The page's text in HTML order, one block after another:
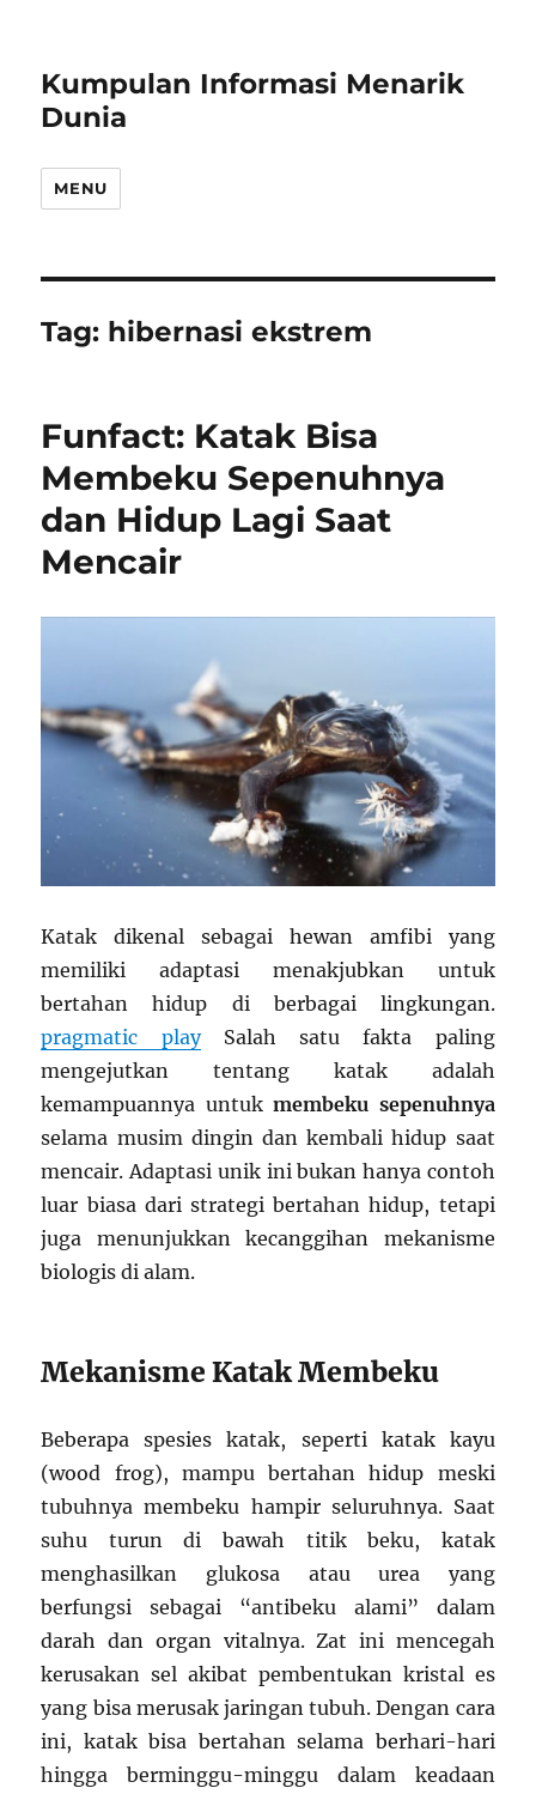
Kumpulan Informasi Menarik
Dunia
MENU
Tag: hibernasi ekstrem
Funfact: Katak Bisa
Membeku Sepenuhnya
dan Hidup Lagi Saat
Mencair
Katak dikenal sebagai hewan amfibi yang
memiliki adaptasi menakjubkan untuk
bertahan hidup di berbagai lingkungan.
pragmatic playSalah satu fakta paling
mengejutkan tentang katak adalah
kemampuannya untukmembeku sepenuhnya
selama musim dingin dan kembali hidup saat
mencair. Adaptasi unik ini bukan hanya contoh
luar biasa dari strategi bertahan hidup, tetapi
juga menunjukkan kecanggihan mekanisme
biologis di alam.
Mekanisme Katak Membeku
Beberapa spesies katak, seperti katak kayu
(wood frog), mampu bertahan hidup meski
tubuhnya membeku hampir seluruhnya. Saat
suhu turun di bawah titik beku, katak
menghasilkan glukosa atau urea yang
berfungsi sebagai “antibeku alami” dalam
darah dan organ vitalnya. Zat ini mencegah
kerusakan sel akibat pembentukan kristal es
yang bisa merusak jaringan tubuh. Dengan cara
ini, katak bisa bertahan selama berhari-hari
hingga berminggu-minggu dalam keadaan